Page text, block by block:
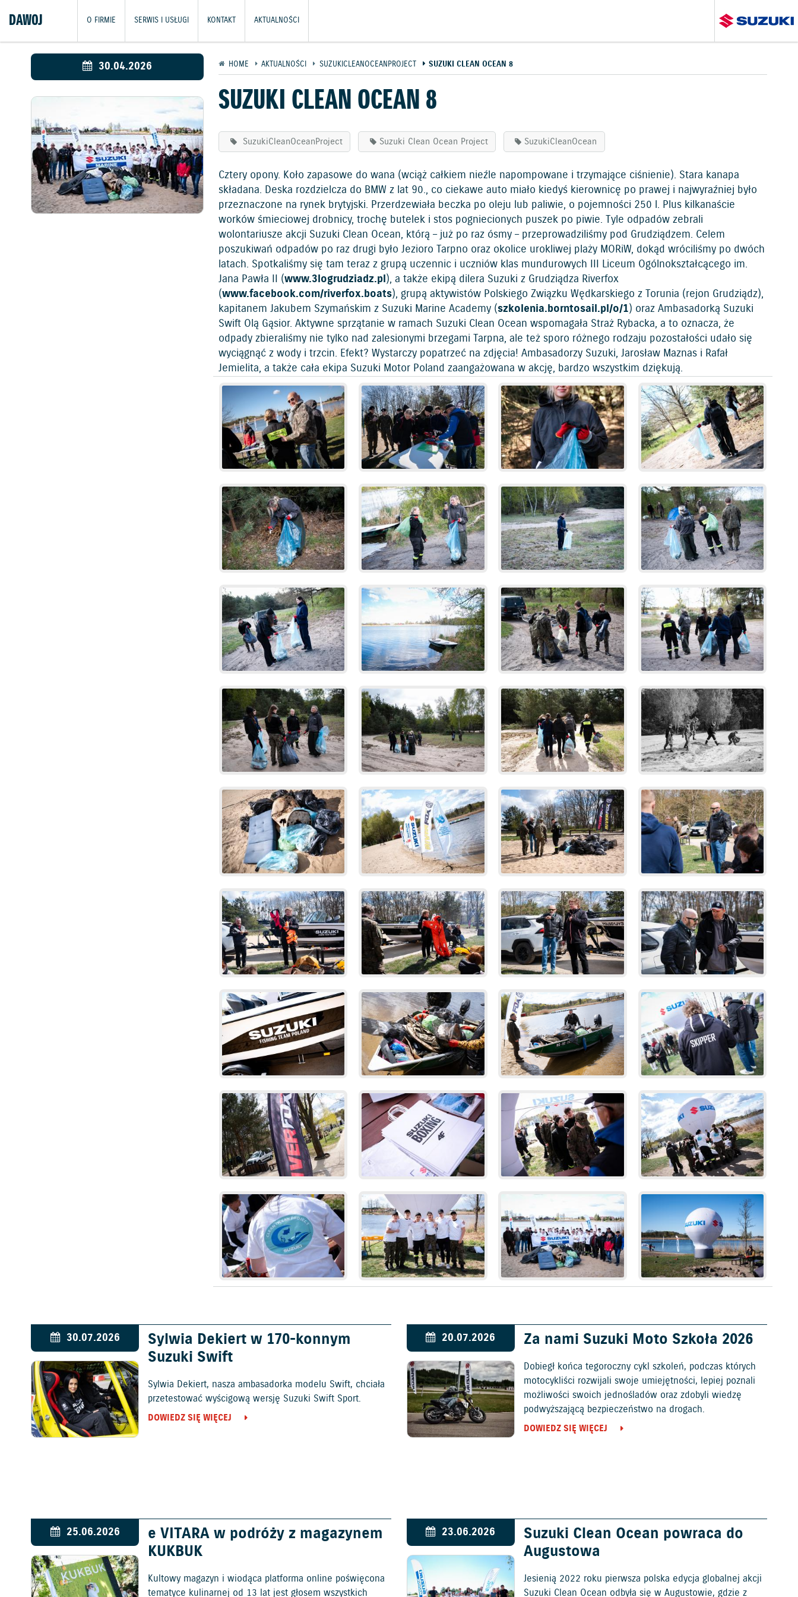
DAWOJ O FIRMIE SERWIS I USŁUGI KONTAKT AKTUALNOŚCI
30.04.2026 HOME AKTUALNOŚCI SUZUKICLEANOCEANPROJECT SUZUKI CLEAN OCEAN 8
SUZUKI CLEAN OCEAN 8
SuzukiCleanOceanProject Suzuki Clean Ocean Project SuzukiCleanOcean
Cztery opony. Koło zapasowe do wana (wciąż całkiem nieźle napompowane i trzymające ciśnienie). Stara kanapa
składana. Deska rozdzielcza do BMW z lat 90., co ciekawe auto miało kiedyś kierownicę po prawej i najwyraźniej było
przeznaczone na rynek brytyjski. Przerdzewiała beczka po oleju lub paliwie, o pojemności 250 l. Plus kilkanaście
worków śmieciowej drobnicy, trochę butelek i stos pogniecionych puszek po piwie. Tyle odpadów zebrali
wolontariusze akcji Suzuki Clean Ocean, którą – już po raz ósmy – przeprowadziliśmy pod Grudziądzem. Celem
poszukiwań odpadów po raz drugi było Jezioro Tarpno oraz okolice urokliwej plaży MORiW, dokąd wróciliśmy po dwóch
latach. Spotkaliśmy się tam teraz z grupą uczennic i uczniów klas mundurowych III Liceum Ogólnokształcącego im.
Jana Pawła II (www.3logrudziadz.pl), a także ekipą dilera Suzuki z Grudziądza Riverfox
(www.facebook.com/riverfox.boats), grupą aktywistów Polskiego Związku Wędkarskiego z Torunia (rejon Grudziądz),
kapitanem Jakubem Szymańskim z Suzuki Marine Academy (szkolenia.borntosail.pl/o/1) oraz Ambasadorką Suzuki
Swift Olą Gąsior. Aktywne sprzątanie w ramach Suzuki Clean Ocean wspomagała Straż Rybacka, a to oznacza, że
odpady zbieraliśmy nie tylko nad zalesionymi brzegami Tarpna, ale też sporo różnego rodzaju pozostałości udało się
wyciągnąć z wody i trzcin. Efekt? Wystarczy popatrzeć na zdjęcia! Ambasadorzy Suzuki, Jarosław Maznas i Rafał
Jemielita, a także cała ekipa Suzuki Motor Poland zaangażowana w akcję, bardzo wszystkim dziękują.
30.07.2026
Sylwia Dekiert w 170-konnym
Suzuki Swift
Sylwia Dekiert, nasza ambasadorka modelu Swift, chciała
przetestować wyścigową wersję Suzuki Swift Sport.
DOWIEDZ SIĘ WIĘCEJ
20.07.2026 Za nami Suzuki Moto Szkoła 2026
Dobiegł końca tegoroczny cykl szkoleń, podczas których
motocykliści rozwijali swoje umiejętności, lepiej poznali
możliwości swoich jednośladów oraz zdobyli wiedzę
podwyższającą bezpieczeństwo na drogach.
DOWIEDZ SIĘ WIĘCEJ
25.06.2026
e VITARA w podróży z magazynem
KUKBUK
Kultowy magazyn i wiodąca platforma online poświęcona
tematyce kulinarnej od 13 lat jest głosem wszystkich
23.06.2026
Suzuki Clean Ocean powraca do
Augustowa
Jesienią 2022 roku pierwsza polska edycja globalnej akcji
Suzuki Clean Ocean odbyła się w Augustowie, gdzie z